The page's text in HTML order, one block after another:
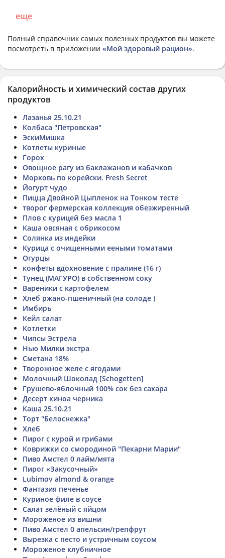
еще
Полный справочник самых полезных продуктов вы можете
посмотреть в приложении «Мой здоровый рацион».
Калорийность и химический состав других
продуктов
Лазанья 25.10.21
Колбаса "Петровская"
ЭскиМишка
Котлеты куриные
Горох
Овощное рагу из баклажанов и кабачков
Морковь по корейски. Fresh Secret
Йогурт чудо
Пицца Двойной Цыпленок на Тонком тесте
творог фермерская коллекция обезжиренный
Плов с курицей без масла 1
Каша овсяная с обрикосом
Солянка из индейки
Курица с очищенными ееными томатами
Огурцы
конфеты вдохновение с пралине (16 г)
Тунец (МАГУРО) в собственном соку
Вареники с картофелем
Хлеб ржано-пшеничный (на солоде )
Имбирь
Кейл салат
Котлетки
Чипсы Эстрела
Нью Милки экстра
Сметана 18%
Творожное желе с ягодами
Молочный Шоколад [Schogetten]
Грушево-яблочный 100% сок без сахара
Десерт киноа черника
Каша 25.10.21
Торт "Белоснежка"
Хлеб
Пирог с курой и грибами
Коврижки со смородиной "Пекарни Марии"
Пиво Амстел 0 лайм/мята
Пирог «Закусочный»
Lubimov almond & orange
Фантазия печенье
Куриное филе в соусе
Салат зелёный с яйцом
Мороженое из вишни
Пиво Амстел 0 апельсин/грепфрут
Вырезка с песто и устричным соусом
Мороженое клубничное